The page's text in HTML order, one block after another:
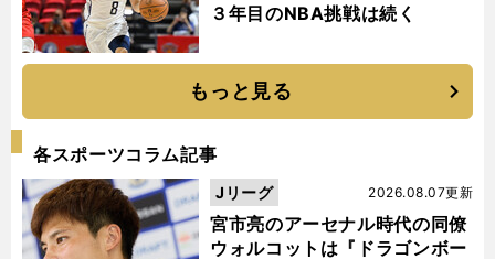
３年目のNBA挑戦は続く
もっと見る
各スポーツコラム記事
宮市亮のアーセナル時代の同僚
ウォルコットは『ドラゴンボー
2026.08.07更新
Jリーグ